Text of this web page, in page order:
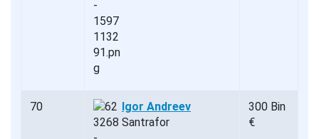
70
Igor Andreev
Santrafor
300 Bin
€